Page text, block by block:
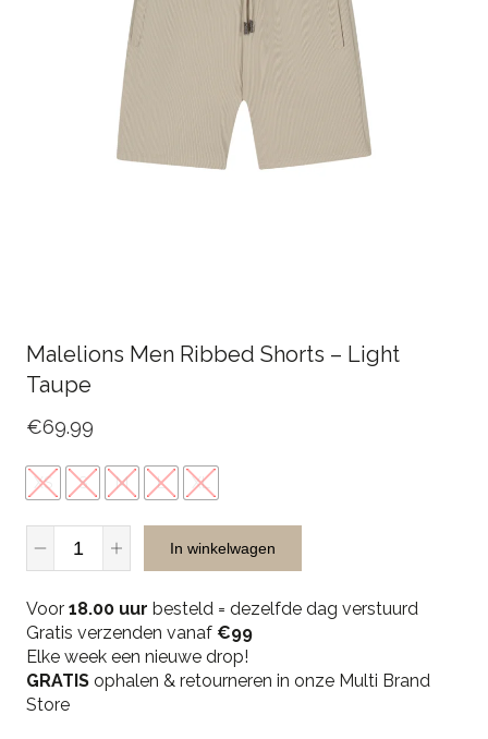
Malelions Men Ribbed Shorts – Light
Taupe
€69.99
XS S M L XL
Malelions
Men
Shorts
-
Light
Taupe
quantity
In winkelwagen
Voor 18.00 uur besteld = dezelfde dag verstuurd
Gratis verzenden vanaf €99
Elke week een nieuwe drop!
GRATIS ophalen & retourneren in onze Multi Brand
Store